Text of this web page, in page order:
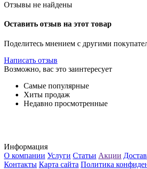
Отзывы не найдены
Оставить отзыв на этот товар
Поделитесь мнением с другими
Написать отзыв
Возможно, вас это заинтересует
Самые популярные
Хиты продаж
Недавно просмотренные
Информация
О компании Услуги Статьи Акции
Контакты Карта сайта Политика